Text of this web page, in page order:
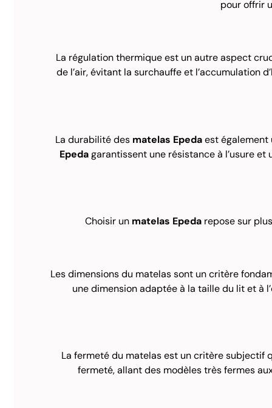
pour offrir
La régulation thermique est un autre aspect
de l’air, évitant la surchauffe et l’accumulation
La durabilité des matelas Epedaest également
Epedagarantissent une résistance à l’usure
Choisir un matelas Epeda repose sur
Les dimensions du matelas sont un critère
une dimension adaptée à la taille du lit et à
La fermeté du matelas est un critère subjectif
fermeté, allant des modèles très fermes